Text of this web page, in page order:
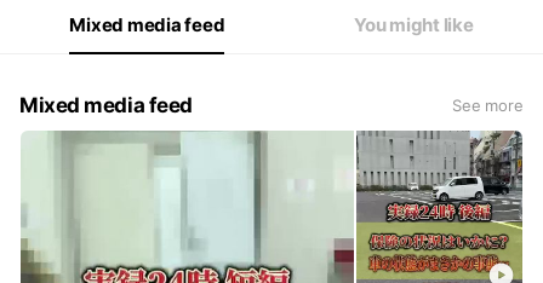
Mixed media feed You might like
Mixed media feed See more